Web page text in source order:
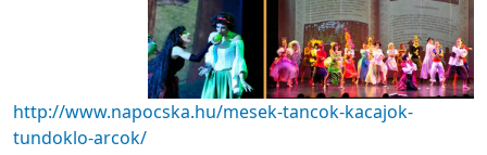
http://www.napocska.hu/mesek-tancok-kacajok-
tundoklo-arcok/